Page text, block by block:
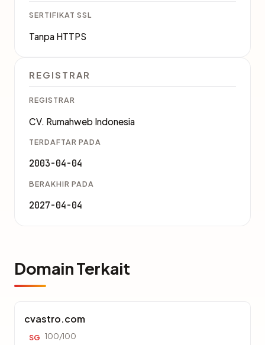
SERTIFIKAT SSL
Tanpa HTTPS
REGISTRAR
REGISTRAR
CV. Rumahweb Indonesia
TERDAFTAR PADA
2003-04-04
BERAKHIR PADA
2027-04-04
Domain Terkait
cvastro.com
SG 100/100